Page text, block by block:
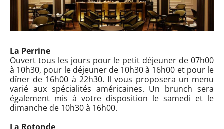
La Perrine
Ouvert tous les jours pour le petit déjeuner de 07h00
à 10h30, pour le déjeuner de 10h30 à 16h00 et pour le
dîner de 16h00 à 22h30. Il vous proposera un menu
varié aux spécialités américaines. Un brunch sera
également mis à votre disposition le samedi et le
dimanche de 10h30 à 16h00.